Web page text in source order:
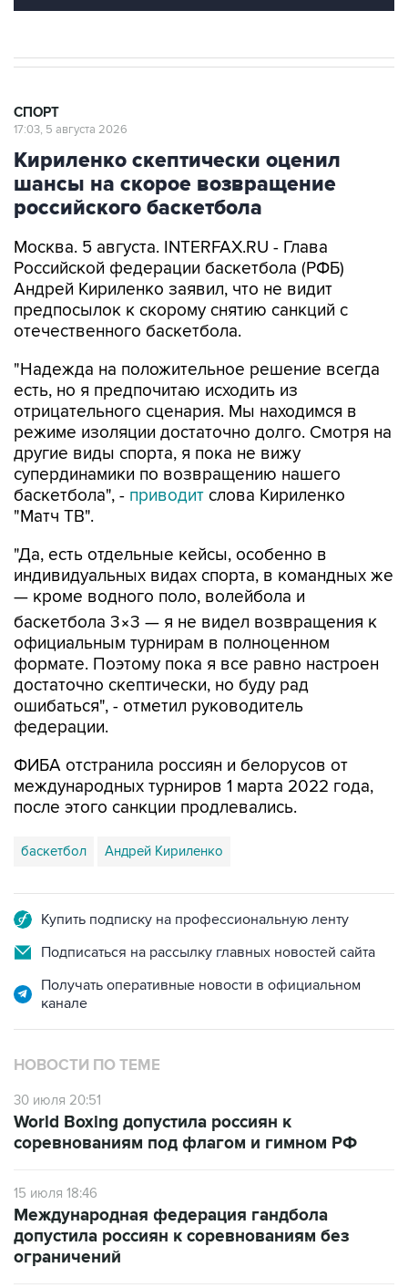
СПОРТ
17:03, 5 августа 2026
Кириленко скептически оценил
шансы на скорое возвращение
российского баскетбола
Москва. 5 августа. INTERFAX.RU - Глава
Российской федерации баскетбола (РФБ)
Андрей Кириленко заявил, что не видит
предпосылок к скорому снятию санкций с
отечественного баскетбола.
"Надежда на положительное решение всегда
есть, но я предпочитаю исходить из
отрицательного сценария. Мы находимся в
режиме изоляции достаточно долго. Смотря на
другие виды спорта, я пока не вижу
супердинамики по возвращению нашего
баскетбола", - приводит слова Кириленко
"Матч ТВ".
"Да, есть отдельные кейсы, особенно в
индивидуальных видах спорта, в командных же
— кроме водного поло, волейбола и
баскетбола 3×3 — я не видел возвращения к
официальным турнирам в полноценном
формате. Поэтому пока я все равно настроен
достаточно скептически, но буду рад
ошибаться", - отметил руководитель
федерации.
ФИБА отстранила россиян и белорусов от
международных турниров 1 марта 2022 года,
после этого санкции продлевались.
баскетбол Андрей Кириленко
Купить подписку на профессиональную ленту
Подписаться на рассылку главных новостей сайта
Получать оперативные новости в официальном
канале
НОВОСТИ ПО ТЕМЕ
30 июля 20:51
World Boxing допустила россиян к
соревнованиям под флагом и гимном РФ
15 июля 18:46
Международная федерация гандбола
допустила россиян к соревнованиям без
ограничений